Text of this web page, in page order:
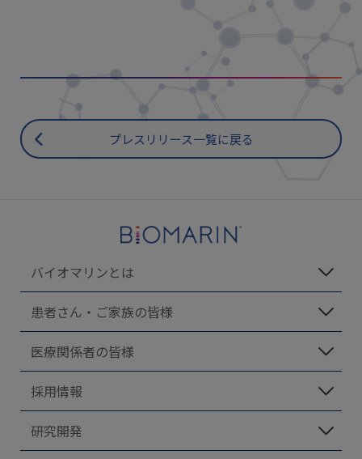
プレスリリース一覧に戻る
バイオマリンとは
患者さん・ご家族の皆様
医療関係者の皆様
採用情報
研究開発